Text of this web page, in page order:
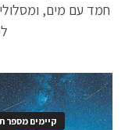
חמד עם מים,
קיימים מספר